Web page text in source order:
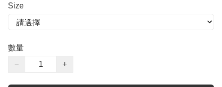
Size
數量
−
+